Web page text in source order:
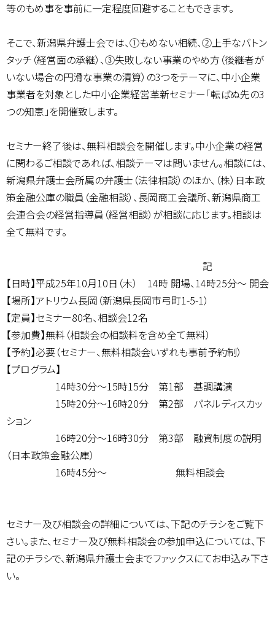
等のもめ事を事前に一定程度回避することもできます。
そこで、新潟県弁護士会では、①もめない相続、②上手なバトン
タッチ（経営面の承継）、③失敗しない事業のやめ方（後継者が
いない場合の円滑な事業の清算）の3つをテーマに、中小企業
事業者を対象とした中小企業経営革新セミナー「転ばぬ先の3
つの知恵」を開催致します。
セミナー終了後は、無料相談会を開催します。中小企業の経営
に関わるご相談であれば、相談テーマは問いません。相談には、
新潟県弁護士会所属の弁護士（法律相談）のほか、（株）日本政
策金融公庫の職員（金融相談）、長岡商工会議所、新潟県商工
会連合会の経営指導員（経営相談）が相談に応じます。相談は
全て無料です。
記
【日時】平成25年10月10日（木） 14時 開場、14時25分～ 開会
【場所】アトリウム長岡（新潟県長岡市弓町1-5-1）
【定員】セミナー80名、相談会12名
【参加費】無料（相談会の相談料を含め全て無料）
【予約】必要（セミナー、無料相談会いずれも事前予約制）
【プログラム】
14時30分～15時15分 第1部 基調講演
15時20分～16時20分 第2部 パネルディスカッ
ション
16時20分～16時30分 第3部 融資制度の説明
（日本政策金融公庫）
16時45分～ 無料相談会
セミナー及び相談会の詳細については、下記のチラシをご覧下
さい。また、セミナー及び無料相談会の参加申込については、下
記のチラシで、新潟県弁護士会までファックスにてお申込み下さ
い。